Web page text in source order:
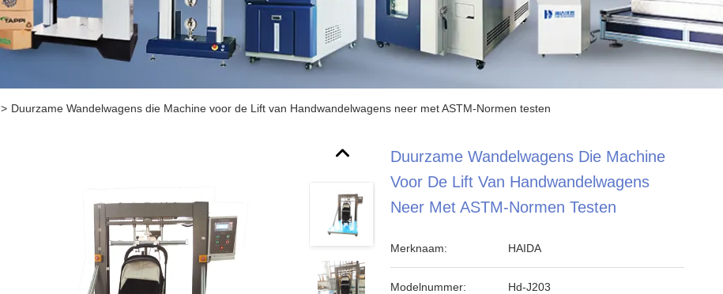
> Duurzame Wandelwagens die Machine voor de Lift van Handwandelwagens neer met ASTM-Normen testen
Duurzame Wandelwagens Die Machine
Voor De Lift Van Handwandelwagens
Neer Met ASTM-Normen Testen
Merknaam: HAIDA
Modelnummer: Hd-J203